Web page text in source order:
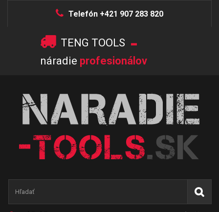
Telefón +421 907 283 820
TENG TOOLS -
náradie profesionálov